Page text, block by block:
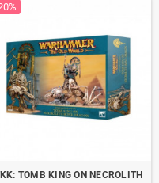
TOMB KING ON NECROLITH